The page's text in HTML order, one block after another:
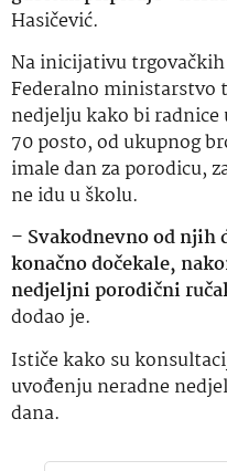
Hasičević.
Na inicijativu
Federalno ministarstvo
nedjelju kako bi
70 posto, od ukupnog
imale dan za porodicu,
ne idu u školu.
– Svakodnevno od njih
konačno dočekale,
nedjeljni porodični
dodao je.
Ističe kako su
uvođenju neradne
dana.